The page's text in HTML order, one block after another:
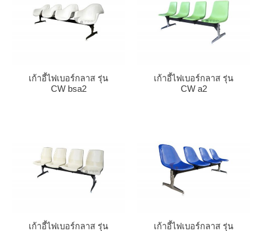
เก้าอี้ไฟเบอร์กลาส รุ่น
CW bsa2
เก้าอี้ไฟเบอร์กลาส รุ่น
CW a2
เก้าอี้ไฟเบอร์กลาส รุ่น
เก้าอี้ไฟเบอร์กลาส รุ่น